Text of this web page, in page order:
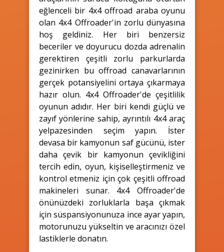
eğlenceli bir 4x4 offroad araba oyunu
olan 4x4 Offroader'in zorlu dünyasına
hoş geldiniz. Her biri benzersiz
beceriler ve doyurucu dozda adrenalin
gerektiren çeşitli zorlu parkurlarda
gezinirken bu offroad canavarlarının
gerçek potansiyelini ortaya çıkarmaya
hazır olun. 4x4 Offroader'de çeşitlilik
oyunun adıdır. Her biri kendi güçlü ve
zayıf yönlerine sahip, ayrıntılı 4x4 araç
yelpazesinden seçim yapın. İster
devasa bir kamyonun saf gücünü, ister
daha çevik bir kamyonun çevikliğini
tercih edin, oyun, kişiselleştirmeniz ve
kontrol etmeniz için çok çeşitli offroad
makineleri sunar. 4x4 Offroader'de
önünüzdeki zorluklarla başa çıkmak
için süspansiyonunuza ince ayar yapın,
motorunuzu yükseltin ve aracınızı özel
lastiklerle donatın.